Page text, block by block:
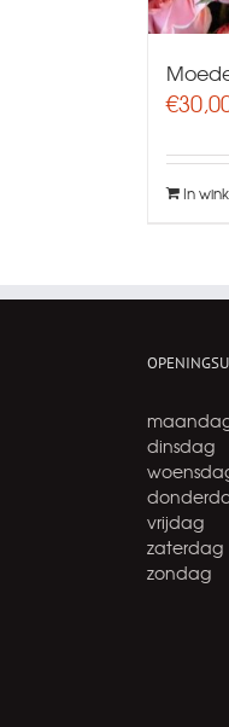
€
In
dinsdag
vrijdag
zaterdag
zondag